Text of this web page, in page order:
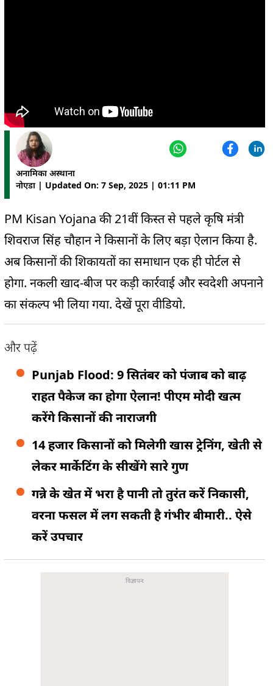
अनामिका अस्थाना
नोएडा | Updated On: 7 Sep, 2025 | 01:11 PM
PM Kisan Yojana की 21वीं किस्त से पहले कृषि मंत्री
शिवराज सिंह चौहान ने किसानों के लिए बड़ा ऐलान किया है.
अब किसानों की शिकायतों का समाधान एक ही पोर्टल से
होगा. नकली खाद-बीज पर कड़ी कार्रवाई और स्वदेशी अपनाने
का संकल्प भी लिया गया. देखें पूरा वीडियो.
और पढ़ें
Punjab Flood: 9 सितंबर को पंजाब को बाढ़
राहत पैकेज का होगा ऐलान! पीएम मोदी खत्म
करेंगे किसानों की नाराजगी
14 हजार किसानों को मिलेगी खास ट्रेनिंग, खेती से
लेकर मार्केटिंग के सीखेंगे सारे गुण
गन्ने के खेत में भरा है पानी तो तुरंत करें निकासी,
वरना फसल में लग सकती है गंभीर बीमारी.. ऐसे
करें उपचार